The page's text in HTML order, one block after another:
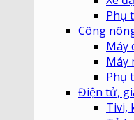
Phụ
Công
Máy
Máy
Phụ
Điện tử,
Tivi,